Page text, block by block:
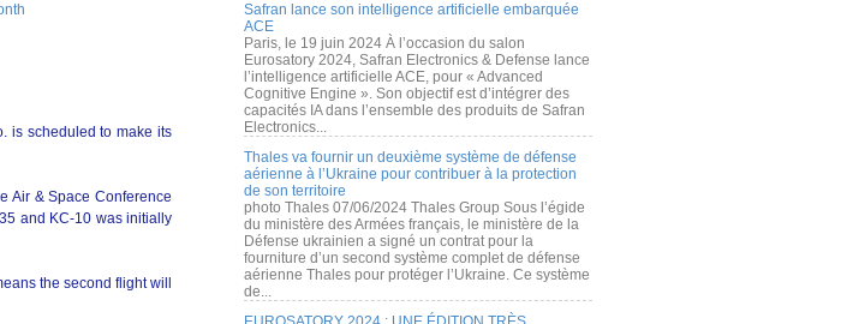
is scheduled to make its
Air & Space Conference
and KC-10 was initially
the second flight will
Safran lance son intelligence artificielle embarquée
ACE
Paris, le 19 juin 2024 À l’occasion du salon
Eurosatory 2024, Safran Electronics & Defense lance
l’intelligence artificielle ACE, pour « Advanced
Cognitive Engine ». Son objectif est d’intégrer des
capacités IA dans l’ensemble des produits de Safran
Electronics...
Thales va fournir un deuxième système de défense
aérienne à l’Ukraine pour contribuer à la protection
de son territoire
photo Thales 07/06/2024 Thales Group Sous l’égide
du ministère des Armées français, le ministère de la
Défense ukrainien a signé un contrat pour la
fourniture d’un second système complet de défense
aérienne Thales pour protéger l’Ukraine. Ce système
de...